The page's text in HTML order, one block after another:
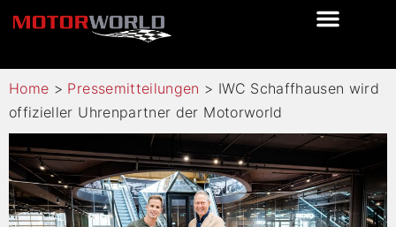
Home > Pressemitteilungen > IWC Schaffhausen wird
offizieller Uhrenpartner der Motorworld